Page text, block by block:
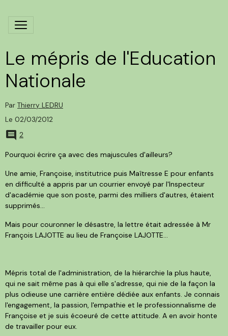
Le mépris de l'Education
Nationale
Par Thierry LEDRU
Le 02/03/2012
2
Pourquoi écrire ça avec des majuscules d'ailleurs?
Une amie, Françoise, institutrice puis Maîtresse E pour enfants
en difficulté a appris par un courrier envoyé par l'Inspecteur
d'académie que son poste, parmi des milliers d'autres, étaient
supprimés...
Mais pour couronner le désastre, la lettre était adressée à Mr
François LAJOTTE au lieu de Françoise LAJOTTE...
Mépris total de l'administration, de la hiérarchie la plus haute,
qui ne sait même pas à qui elle s'adresse, qui nie de la façon la
plus odieuse une carrière entière dédiée aux enfants. Je connais
l'engagement, la passion, l'empathie et le professionnalisme de
Françoise et je suis écoeuré de cette attitude. A en avoir honte
de travailler pour eux.